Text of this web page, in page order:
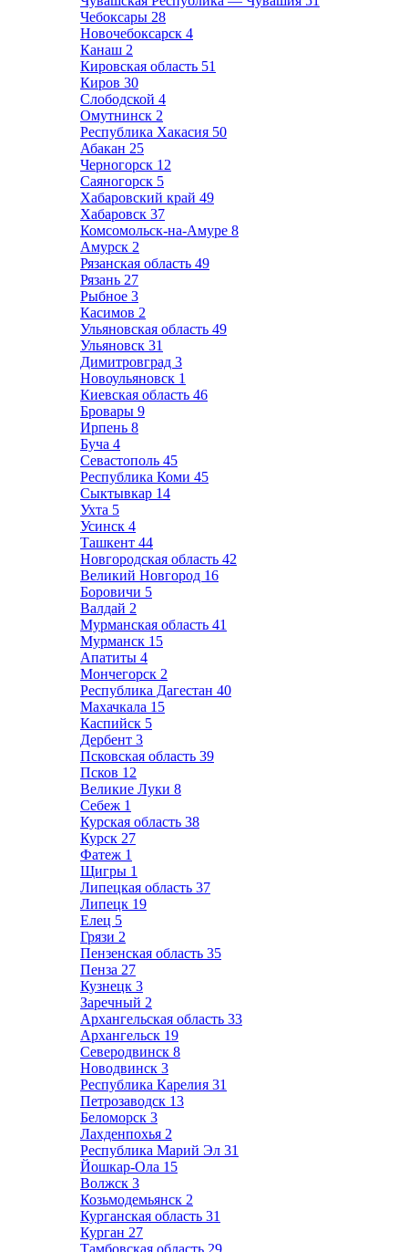
Чебоксары 28
Новочебоксарск 4
Канаш 2
Кировская область 51
Киров 30
Слободской 4
Омутнинск 2
Республика Хакасия 50
Абакан 25
Черногорск 12
Саяногорск 5
Хабаровский край 49
Хабаровск 37
Комсомольск-на-Амуре 8
Амурск 2
Рязанская область 49
Рязань 27
Рыбное 3
Касимов 2
Ульяновская область 49
Ульяновск 31
Димитровград 3
Новоульяновск 1
Киевская область 46
Бровары 9
Ирпень 8
Буча 4
Севастополь 45
Республика Коми 45
Сыктывкар 14
Ухта 5
Усинск 4
Ташкент 44
Новгородская область 42
Великий Новгород 16
Боровичи 5
Валдай 2
Мурманская область 41
Мурманск 15
Апатиты 4
Мончегорск 2
Республика Дагестан 40
Махачкала 15
Каспийск 5
Дербент 3
Псковская область 39
Псков 12
Великие Луки 8
Себеж 1
Курская область 38
Курск 27
Фатеж 1
Щигры 1
Липецкая область 37
Липецк 19
Елец 5
Грязи 2
Пензенская область 35
Пенза 27
Кузнецк 3
Заречный 2
Архангельская область 33
Архангельск 19
Северодвинск 8
Новодвинск 3
Республика Карелия 31
Петрозаводск 13
Беломорск 3
Лахденпохья 2
Республика Марий Эл 31
Йошкар-Ола 15
Волжск 3
Козьмодемьянск 2
Курганская область 31
Курган 27
Тамбовская область 29